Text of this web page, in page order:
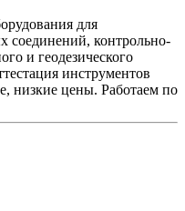
для
соединений, контрольно-
и геодезического
инструментов
низкие цены. Работаем по